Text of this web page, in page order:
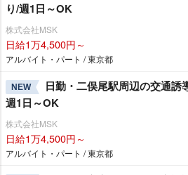
り/週1日～OK
株式会社MSK
日給1万4,500円～
アルバイト・パート / 東京都
NEW
日勤・二俣尾駅周辺の交通誘
週1日～OK
株式会社MSK
日給1万4,500円～
アルバイト・パート / 東京都